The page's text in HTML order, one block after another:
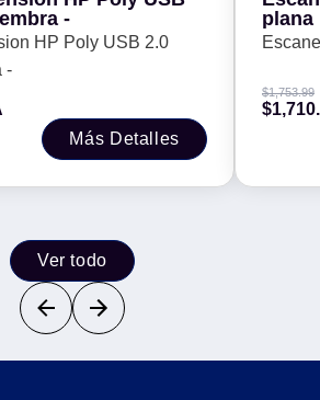
-
HP Poly USB 2.0
-
Más Detalles
plana
$1,753.99
$
Ver todo